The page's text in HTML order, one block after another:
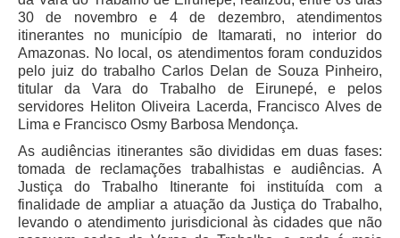
Comitê do Datajud
Comissão Regional de Pesquisa Judiciária e Ciência de
Dados
Comissão de Ética
Comitê de Priorização do Primeiro Grau
Comissão de Uniformização de Jurisprudência
Comitê de Gestão de Pessoas
Comissão de Vitaliciamento
Comitê de Atenção Integral à Saúde de Magistrados e
30 de novembro e 4 de dezembro, atendimentos
itinerantes no município de Itamarati, no interior do
Amazonas. No local, os atendimentos foram conduzidos
pelo juiz do trabalho Carlos Delan de Souza Pinheiro,
titular da Vara do Trabalho de Eirunepé, e pelos
servidores Heliton Oliveira Lacerda, Francisco Alves de
Lima e Francisco Osmy Barbosa Mendonça.
As audiências itinerantes são divididas em duas fases:
tomada de reclamações trabalhistas e audiências. A
Justiça do Trabalho Itinerante foi instituída com a
finalidade de ampliar a atuação da Justiça do Trabalho,
levando o atendimento jurisdicional às cidades que não